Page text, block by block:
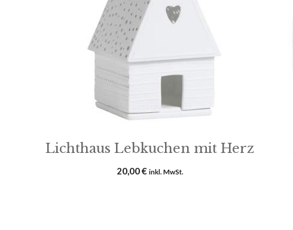
Lichthaus Lebkuchen mit Herz
20,00€ inkl. MwSt.